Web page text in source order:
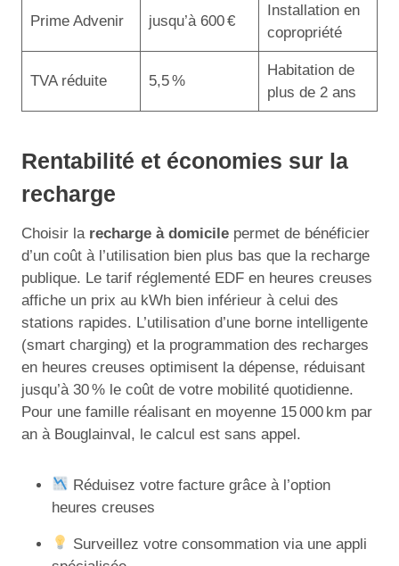
Prime Advenir jusqu’à 600 €
Installation en
copropriété
TVA réduite 5,5 %
Habitation de
plus de 2 ans
Rentabilité et économies sur la
recharge
Choisir la recharge à domicile permet de bénéficier
d’un coût à l’utilisation bien plus bas que la recharge
publique. Le tarif réglementé EDF en heures creuses
affiche un prix au kWh bien inférieur à celui des
stations rapides. L’utilisation d’une borne intelligente
(smart charging) et la programmation des recharges
en heures creuses optimisent la dépense, réduisant
jusqu’à 30 % le coût de votre mobilité quotidienne.
Pour une famille réalisant en moyenne 15 000 km par
an à Bouglainval, le calcul est sans appel.
Réduisez votre facture grâce à l’option
heures creuses
Surveillez votre consommation via une appli